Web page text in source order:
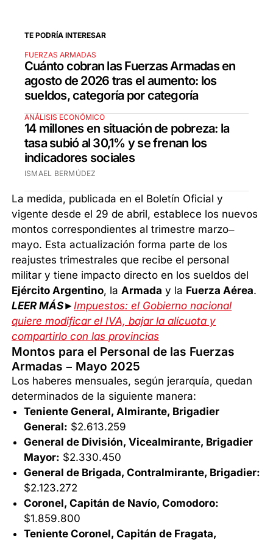
TE PODRÍA INTERESAR
FUERZAS ARMADAS
Cuánto cobran las Fuerzas Armadas en
agosto de 2026 tras el aumento: los
sueldos, categoría por categoría
ANÁLISIS ECONÓMICO
14 millones en situación de pobreza: la
tasa subió al 30,1% y se frenan los
indicadores sociales
ISMAEL BERMÚDEZ
La medida, publicada en el Boletín Oficial y
vigente desde el 29 de abril, establece los nuevos
montos correspondientes al trimestre marzo–
mayo. Esta actualización forma parte de los
reajustes trimestrales que recibe el personal
militar y tiene impacto directo en los sueldos del
Ejército Argentino, laArmada y la Fuerza Aérea.
LEER MÁS►Impuestos: el Gobierno nacional
quiere modificar el IVA, bajar la alícuota y
compartirlo con las provincias
Montos para el Personal de las Fuerzas
Armadas – Mayo 2025
Los haberes mensuales, según jerarquía, quedan
determinados de la siguiente manera:
Teniente General, Almirante, Brigadier
General: $2.613.259
General de División, Vicealmirante, Brigadier
Mayor: $2.330.450
General de Brigada, Contralmirante, Brigadier:
$2.123.272
Coronel, Capitán de Navío, Comodoro:
$1.859.800
Teniente Coronel, Capitán de Fragata,